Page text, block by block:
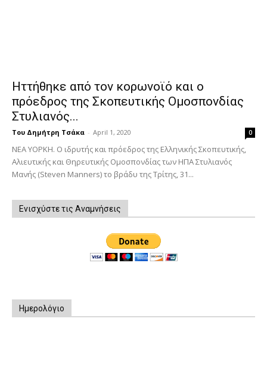
Ηττήθηκε από τον κορωνοϊό και ο
πρόεδρος της Σκοπευτικής Ομοσπονδίας
Στυλιανός...
Του Δημήτρη Τσάκα - April 1, 2020 0
ΝΕΑ ΥΟΡΚΗ. Ο ιδρυτής και πρόεδρος της Ελληνικής Σκοπευτικής,
Αλιευτικής και Θηρευτικής Ομοσπονδίας των ΗΠΑ Στυλιανός
Μανής (Steven Manners) το βράδυ της Τρίτης, 31...
Ενισχύστε τις Αναμνήσεις
Ημερολόγιο